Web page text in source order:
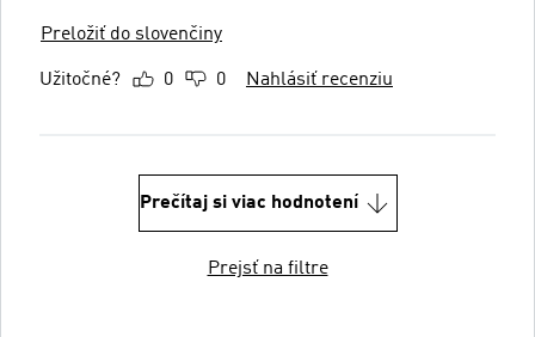
Preložiť do slovenčiny
Užitočné? 0 0 Nahlásiť recenziu
Prečítaj si viac hodnotení
Prejsť na filtre